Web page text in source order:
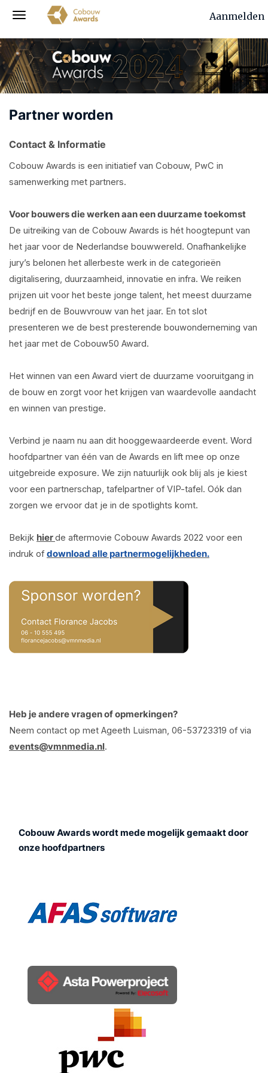
Aanmelden
Partner worden
Contact & lnformatie
Cobouw Awards is een initiatief van Cobouw, PwC in
samenwerking met partners.
Voor bouwers die werken aan een duurzame toekomst
De uitreiking van de Cobouw Awards is hét hoogtepunt van
het jaar voor de Nederlandse bouwwereld. Onafhankelijke
jury’s belonen het allerbeste werk in de categorieën
digitalisering, duurzaamheid, innovatie en infra. We reiken
prijzen uit voor het beste jonge talent, het meest duurzame
bedrijf en de Bouwvrouw van het jaar. En tot slot
presenteren we de best presterende bouwonderneming van
het jaar met de Cobouw50 Award.
Het winnen van een Award viert de duurzame vooruitgang in
de bouw en zorgt voor het krijgen van waardevolle aandacht
en winnen van prestige.
Verbind je naam nu aan dit hooggewaardeerde event. Word
hoofdpartner van één van de Awards en lift mee op onze
uitgebreide exposure. We zijn natuurlijk ook blij als je kiest
voor een partnerschap, tafelpartner of VIP-tafel. Oók dan
zorgen we ervoor dat je in de spotlights komt.
Bekijk hierde aftermovie Cobouw Awards 2022 voor een
indruk of download alle partnermogelijkheden.
Heb je andere vragen of opmerkingen?
Neem contact op met Ageeth Luisman, 06-53723319 of via
events@vmnmedia.nl.
Cobouw Awards wordt mede mogelijk gemaakt door
onze hoofdpartners